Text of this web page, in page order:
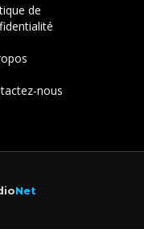
de
nous
Net